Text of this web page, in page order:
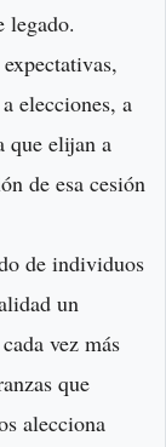
legado.
elecciones, a
que elijan a
de esa cesión
de individuos
un
vez más
que
alecciona